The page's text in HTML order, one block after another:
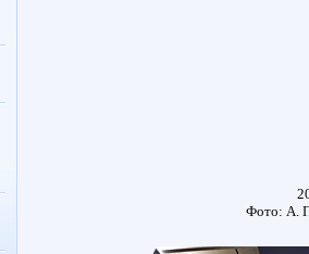
Фото: А.